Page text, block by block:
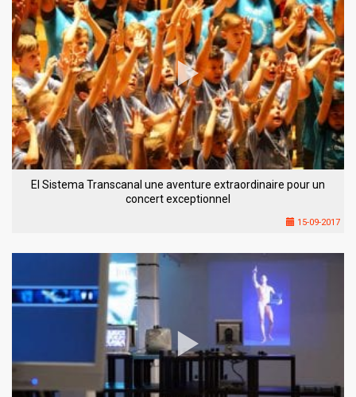
El Sistema Transcanal une aventure extraordinaire pour un
concert exceptionnel
15-09-2017